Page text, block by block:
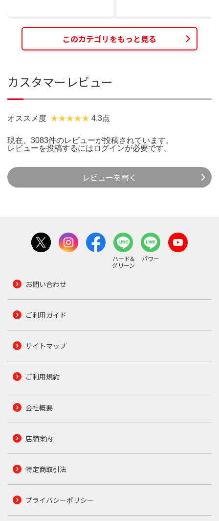
このカテゴリをもっと見る
カスタマーレビュー
オススメ度 4.3点
現在、3083件のレビューが投稿されています。
レビューを投稿するには ログインが必要です。
レビューを書く
ハード&
グリーン
パワー
お問い合わせ
ご利用ガイド
サイトマップ
ご利用規約
会社概要
店舗案内
特定商取引法
プライバシーポリシー